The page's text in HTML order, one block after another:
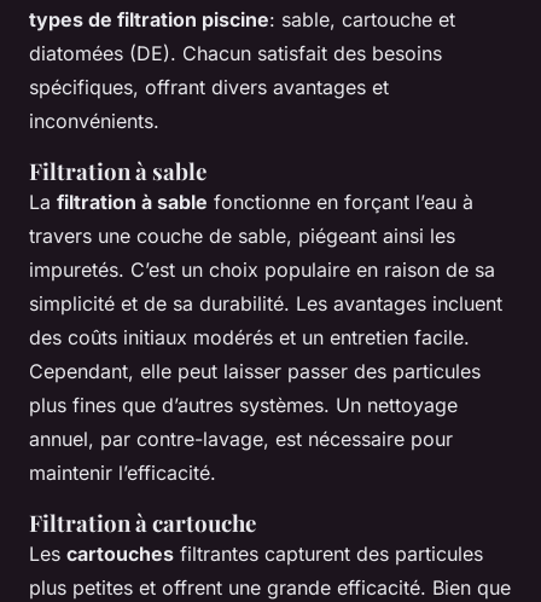
types de filtration piscine: sable, cartouche et
diatomées (DE). Chacun satisfait des besoins
spécifiques, offrant divers avantages et
inconvénients.
Filtration à sable
La filtration à sable fonctionne en forçant l’eau à
travers une couche de sable, piégeant ainsi les
impuretés. C’est un choix populaire en raison de sa
simplicité et de sa durabilité. Les avantages incluent
des coûts initiaux modérés et un entretien facile.
Cependant, elle peut laisser passer des particules
plus fines que d’autres systèmes. Un nettoyage
annuel, par contre-lavage, est nécessaire pour
maintenir l’efficacité.
Filtration à cartouche
Les cartouches filtrantes capturent des particules
plus petites et offrent une grande efficacité. Bien que